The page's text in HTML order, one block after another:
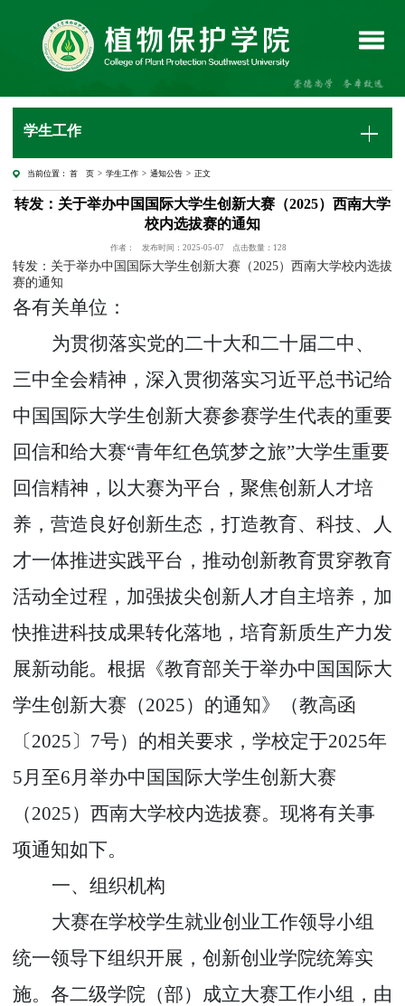
学生工作
当前位置： 首 页 >学生工作 >通知公告 > 正文
转发：关于举办中国国际大学生创新大赛（2025）西南大学
校内选拔赛的通知
作者： 发布时间：2025-05-07 点击数量： 128
转发：关于举办中国国际大学生创新大赛（ 2025）西南大学校内选拔
赛的通知
各有关单位 ：
为贯彻落实党的二十大和二十届二中、
三中全会精神，深入贯彻落实习近平总书记给
中国国际大学生创新大赛参赛学生代表的重要
回信和给大赛“青年红色筑梦之旅”大学生重要
回信精神，以大赛为平台，聚焦创新人才培
养，营造良好创新生态，打造教育、科技、人
才一体推进实践平台，推动创新教育贯穿教育
活动全过程，加强拔尖创新人才自主培养，加
快推进科技成果转化落地，培育新质生产力发
展新动能。根据《教育部关于举办中国国际大
学生创新大赛（2025）的通知》（教高函
〔2025〕 7号）的相关要求，学校定于2025年
5月至6月举办中国国际大学生创新大赛
（2025） 西南大学校内选拔赛。现将有关事
项通知如下。
一、组织机构
大赛在学校学生就业创业工作领导小组
统一领导下组织开展，创新创业学院统筹实
施。各二级学院（部）成立大赛工作小组，由